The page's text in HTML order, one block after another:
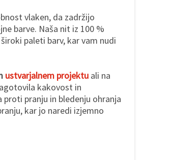
vlaken, da zadržijo
barve. Naša nit iz 100 %
paleti barv, kar vam nudi
ustvarjalnem projektu ali na
kakovost in
pranju in bledenju ohranja
kar jo naredi izjemno